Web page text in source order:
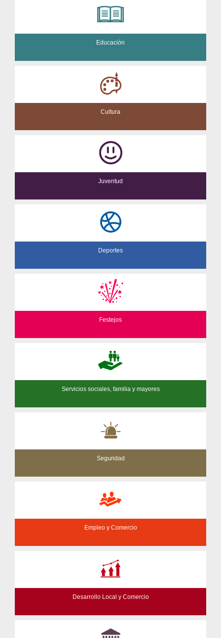
Educación
Cultura
Juventud
Deportes
Festejos
Servicios sociales, familia y mayores
Seguridad
Empleo y Comercio
Desarrollo Local y Comercio